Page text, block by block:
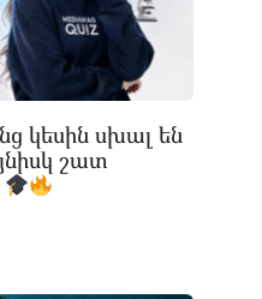
կեսին սխալ են
շատ